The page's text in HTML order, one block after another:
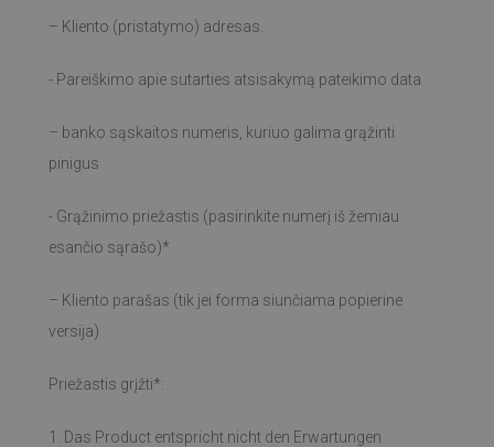
– Kliento (pristatymo) adresas.
- Pareiškimo apie sutarties atsisakymą pateikimo data
– banko sąskaitos numeris, kuriuo galima grąžinti
pinigus
- Grąžinimo priežastis (pasirinkite numerį iš žemiau
esančio sąrašo)*
– Kliento parašas (tik jei forma siunčiama popierine
versija)
Priežastis grįžti*:
1. Das Product entspricht nicht den Erwartungen